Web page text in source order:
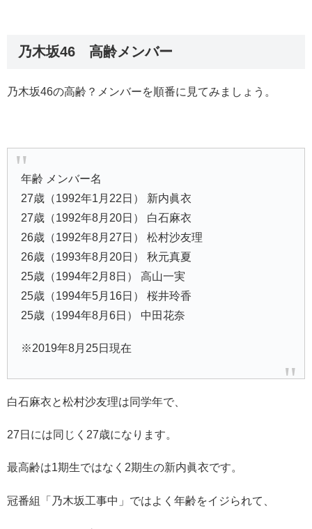
乃木坂46 高齢メンバー
乃木坂46の高齢？メンバーを順番に見てみましょう。
年齢 メンバー名
27歳（1992年1月22日） 新内眞衣
27歳（1992年8月20日） 白石麻衣
26歳（1992年8月27日） 松村沙友理
26歳（1993年8月20日） 秋元真夏
25歳（1994年2月8日） 高山一実
25歳（1994年5月16日） 桜井玲香
25歳（1994年8月6日） 中田花奈
※2019年8月25日現在
白石麻衣と松村沙友理は同学年で、
27日には同じく27歳になります。
最高齢は1期生ではなく2期生の新内眞衣です。
冠番組「乃木坂工事中」ではよく年齢をイジられて、